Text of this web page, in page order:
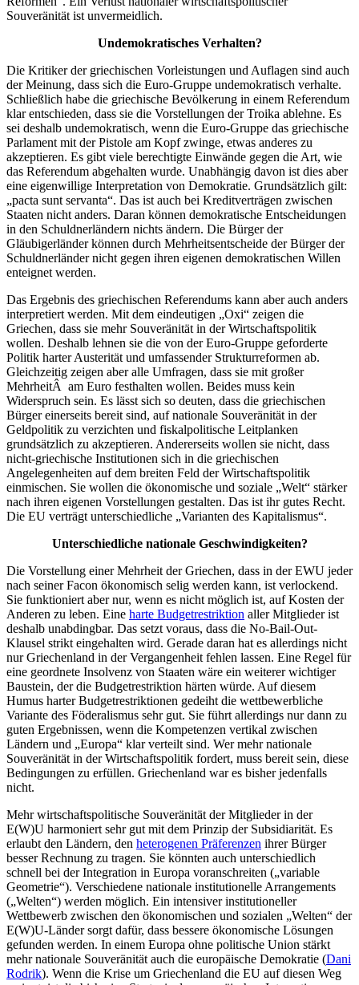
Souveränität ist unvermeidlich.
Undemokratisches Verhalten?
Die Kritiker der griechischen Vorleistungen und Auflagen sind auch
der Meinung, dass sich die Euro-Gruppe undemokratisch verhalte.
Schließlich habe die griechische Bevölkerung in einem Referendum
klar entschieden, dass sie die Vorstellungen der Troika ablehne. Es
sei deshalb undemokratisch, wenn die Euro-Gruppe das griechische
Parlament mit der Pistole am Kopf zwinge, etwas anderes zu
akzeptieren. Es gibt viele berechtigte Einwände gegen die Art, wie
das Referendum abgehalten wurde. Unabhängig davon ist dies aber
eine eigenwillige Interpretation von Demokratie. Grundsätzlich gilt:
„pacta sunt servanta“. Das ist auch bei Kreditverträgen zwischen
Staaten nicht anders. Daran können demokratische Entscheidungen
in den Schuldnerländern nichts ändern. Die Bürger der
Gläubigerländer können durch Mehrheitsentscheide der Bürger der
Schuldnerländer nicht gegen ihren eigenen demokratischen Willen
enteignet werden.
Das Ergebnis des griechischen Referendums kann aber auch anders
interpretiert werden. Mit dem eindeutigen „Oxi“ zeigen die
Griechen, dass sie mehr Souveränität in der Wirtschaftspolitik
wollen. Deshalb lehnen sie die von der Euro-Gruppe geforderte
Politik harter Austerität und umfassender Strukturreformen ab.
Gleichzeitig zeigen aber alle Umfragen, dass sie mit großer
MehrheitÂ am Euro festhalten wollen. Beides muss kein
Widerspruch sein. Es lässt sich so deuten, dass die griechischen
Bürger einerseits bereit sind, auf nationale Souveränität in der
Geldpolitik zu verzichten und fiskalpolitische Leitplanken
grundsätzlich zu akzeptieren. Andererseits wollen sie nicht, dass
nicht-griechische Institutionen sich in die griechischen
Angelegenheiten auf dem breiten Feld der Wirtschaftspolitik
einmischen. Sie wollen die ökonomische und soziale „Welt“ stärker
nach ihren eigenen Vorstellungen gestalten. Das ist ihr gutes Recht.
Die EU verträgt unterschiedliche „Varianten des Kapitalismus“.
Unterschiedliche nationale Geschwindigkeiten?
Die Vorstellung einer Mehrheit der Griechen, dass in der EWU jeder
nach seiner Facon ökonomisch selig werden kann, ist verlockend.
Sie funktioniert aber nur, wenn es nicht möglich ist, auf Kosten der
Anderen zu leben. Eine harte Budgetrestriktion aller Mitglieder ist
deshalb unabdingbar. Das setzt voraus, dass die No-Bail-Out-
Klausel strikt eingehalten wird. Gerade daran hat es allerdings nicht
nur Griechenland in der Vergangenheit fehlen lassen. Eine Regel für
eine geordnete Insolvenz von Staaten wäre ein weiterer wichtiger
Baustein, der die Budgetrestriktion härten würde. Auf diesem
Humus harter Budgetrestriktionen gedeiht die wettbewerbliche
Variante des Föderalismus sehr gut. Sie führt allerdings nur dann zu
guten Ergebnissen, wenn die Kompetenzen vertikal zwischen
Ländern und „Europa“ klar verteilt sind. Wer mehr nationale
Souveränität in der Wirtschaftspolitik fordert, muss bereit sein, diese
Bedingungen zu erfüllen. Griechenland war es bisher jedenfalls
nicht.
Mehr wirtschaftspolitische Souveränität der Mitglieder in der
E(W)U harmoniert sehr gut mit dem Prinzip der Subsidiarität. Es
erlaubt den Ländern, den heterogenen Präferenzen ihrer Bürger
besser Rechnung zu tragen. Sie könnten auch unterschiedlich
schnell bei der Integration in Europa voranschreiten („variable
Geometrie“). Verschiedene nationale institutionelle Arrangements
(„Welten“) werden möglich. Ein intensiver institutioneller
Wettbewerb zwischen den ökonomischen und sozialen „Welten“ der
E(W)U-Länder sorgt dafür, dass bessere ökonomische Lösungen
gefunden werden. In einem Europa ohne politische Union stärkt
mehr nationale Souveränität auch die europäische Demokratie (Dani
Rodrik). Wenn die Krise um Griechenland die EU auf diesen Weg